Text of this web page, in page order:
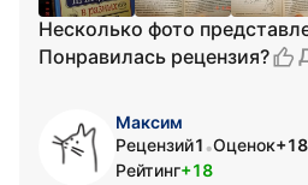
Несколько фото
Понравилась рецензия?
Максим
Рецензий1 •Оценок+18
Рейтинг+18